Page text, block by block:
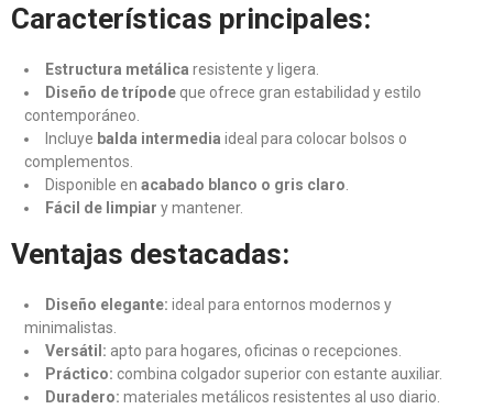
Características principales:
Estructura metálica resistente y ligera.
Diseño de trípode que ofrece gran estabilidad y estilo
contemporáneo.
Incluye balda intermedia ideal para colocar bolsos o
complementos.
Disponible en acabado blanco o gris claro
Fácil de limpiar y mantener.
Ventajas destacadas:
Diseño elegante: ideal para entornos modernos y
minimalistas.
Versátil: apto para hogares, oficinas o recepciones.
Práctico: combina colgador superior con estante auxiliar.
Duradero: materiales metálicos resistentes al uso diario.